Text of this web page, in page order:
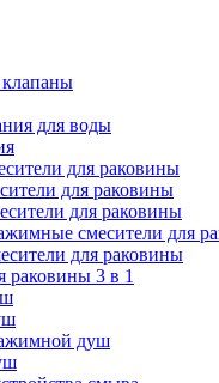
для воды
для раковины
для раковины
для раковины
смесители для
для раковины
раковины 3 в 1
душ